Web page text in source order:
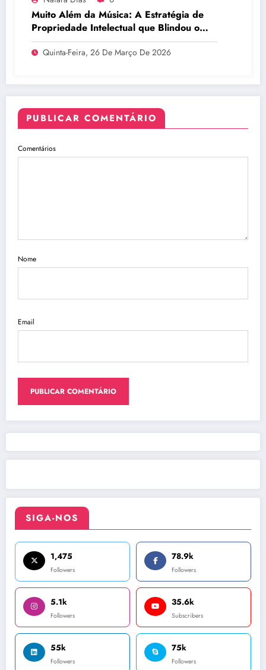
SIGA-NOS
1,475
Followers
78.9k
Followers
5.1k
Followers
35.6k
Subscribers
55k
Followers
75k
Followers
Muito Além da Música: A Estratégia de
Propriedade Intelectual que Blindou o
Legado do BTS
Quinta-Feira, 26 De Março De 2026
PUBLICAR COMENTÁRIO
Comentários
Nome
Email